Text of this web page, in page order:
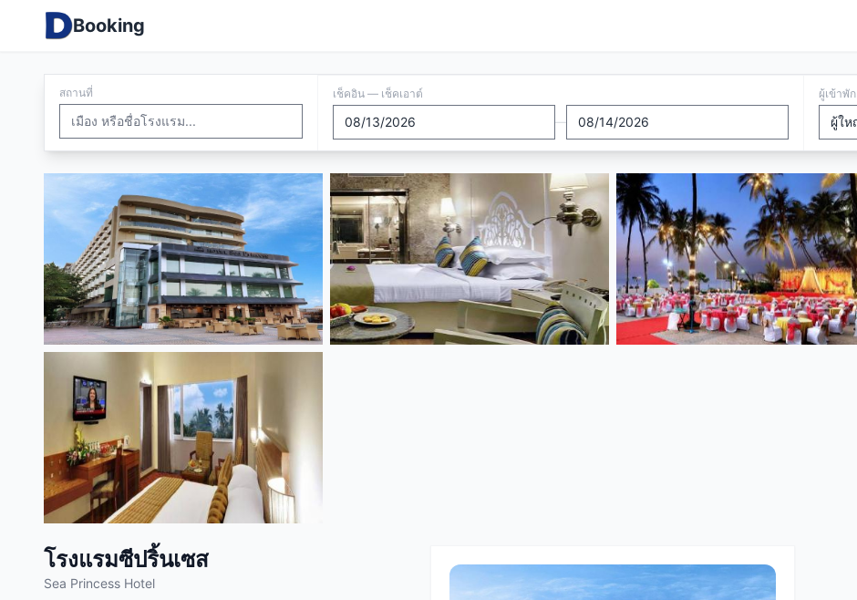
Booking
สถานที่ เช็คอิน — เช็คเอาต์
—
ผู้เข้าพัก
โรงแรมซีปริ้นเซส
Sea Princess Hotel